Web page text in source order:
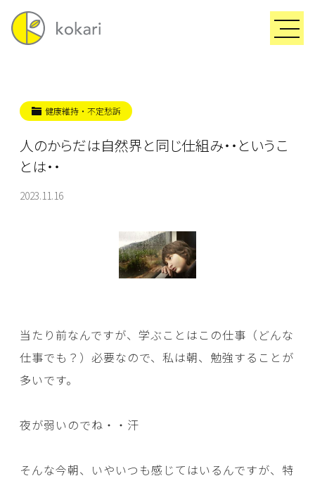
健康維持・不定愁訴
人のからだは自然界と同じ仕組み・・というこ
とは・・
2023.11.16
当たり前なんですが、学ぶことはこの仕事（どんな
仕事でも？）必要なので、私は朝、勉強することが
多いです。
夜が弱いのでね・・汗
そんな今朝、いやいつも感じてはいるんですが、特